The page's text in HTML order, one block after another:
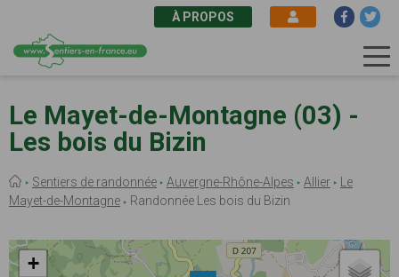
au
contenu
principal
À PROPOS
Le Mayet-de-Montagne (03) -
Les bois du Bizin
Fil
d'Ariane
Sentiers de randonnée Auvergne-Rhône-Alpes Allier
Le
Mayet-de-Montagne
Randonnée Les bois du Bizin
+